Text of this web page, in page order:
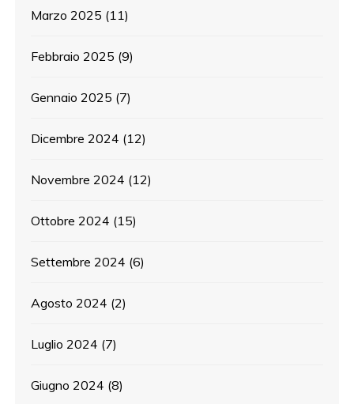
Marzo 2025 (11)
Febbraio 2025 (9)
Gennaio 2025 (7)
Dicembre 2024 (12)
Novembre 2024 (12)
Ottobre 2024 (15)
Settembre 2024 (6)
Agosto 2024 (2)
Luglio 2024 (7)
Giugno 2024 (8)